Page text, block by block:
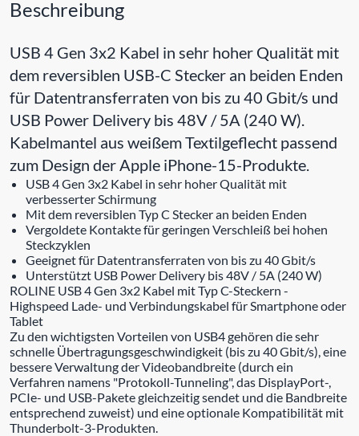
Beschreibung
USB 4 Gen 3x2 Kabel in sehr hoher Qualität mit
dem reversiblen USB-C Stecker an beiden Enden
für Datentransferraten von bis zu 40 Gbit/s und
USB Power Delivery bis 48V / 5A (240 W).
Kabelmantel aus weißem Textilgeflecht passend
zum Design der Apple iPhone-15-Produkte.
USB 4 Gen 3x2 Kabel in sehr hoher Qualität mit
verbesserter Schirmung
Mit dem reversiblen Typ C Stecker an beiden Enden
Vergoldete Kontakte für geringen Verschleiß bei hohen
Steckzyklen
Geeignet für Datentransferraten von bis zu 40 Gbit/s
Unterstützt USB Power Delivery bis 48V / 5A (240 W)
ROLINE USB 4 Gen 3x2 Kabel mit Typ C-Steckern -
Highspeed Lade- und Verbindungskabel für Smartphone oder
Tablet
Zu den wichtigsten Vorteilen von USB4 gehören die sehr
schnelle Übertragungsgeschwindigkeit (bis zu 40 Gbit/s), eine
bessere Verwaltung der Videobandbreite (durch ein
Verfahren namens "Protokoll-Tunneling", das DisplayPort-,
PCIe- und USB-Pakete gleichzeitig sendet und die Bandbreite
entsprechend zuweist) und eine optionale Kompatibilität mit
Thunderbolt-3-Produkten.